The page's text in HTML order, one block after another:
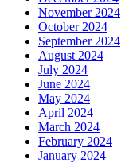
November 2024
October 2024
September 2024
August 2024
July 2024
June 2024
May 2024
April 2024
March 2024
February 2024
January 2024